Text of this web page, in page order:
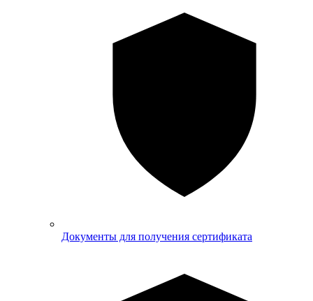
Документы для получения сертификата